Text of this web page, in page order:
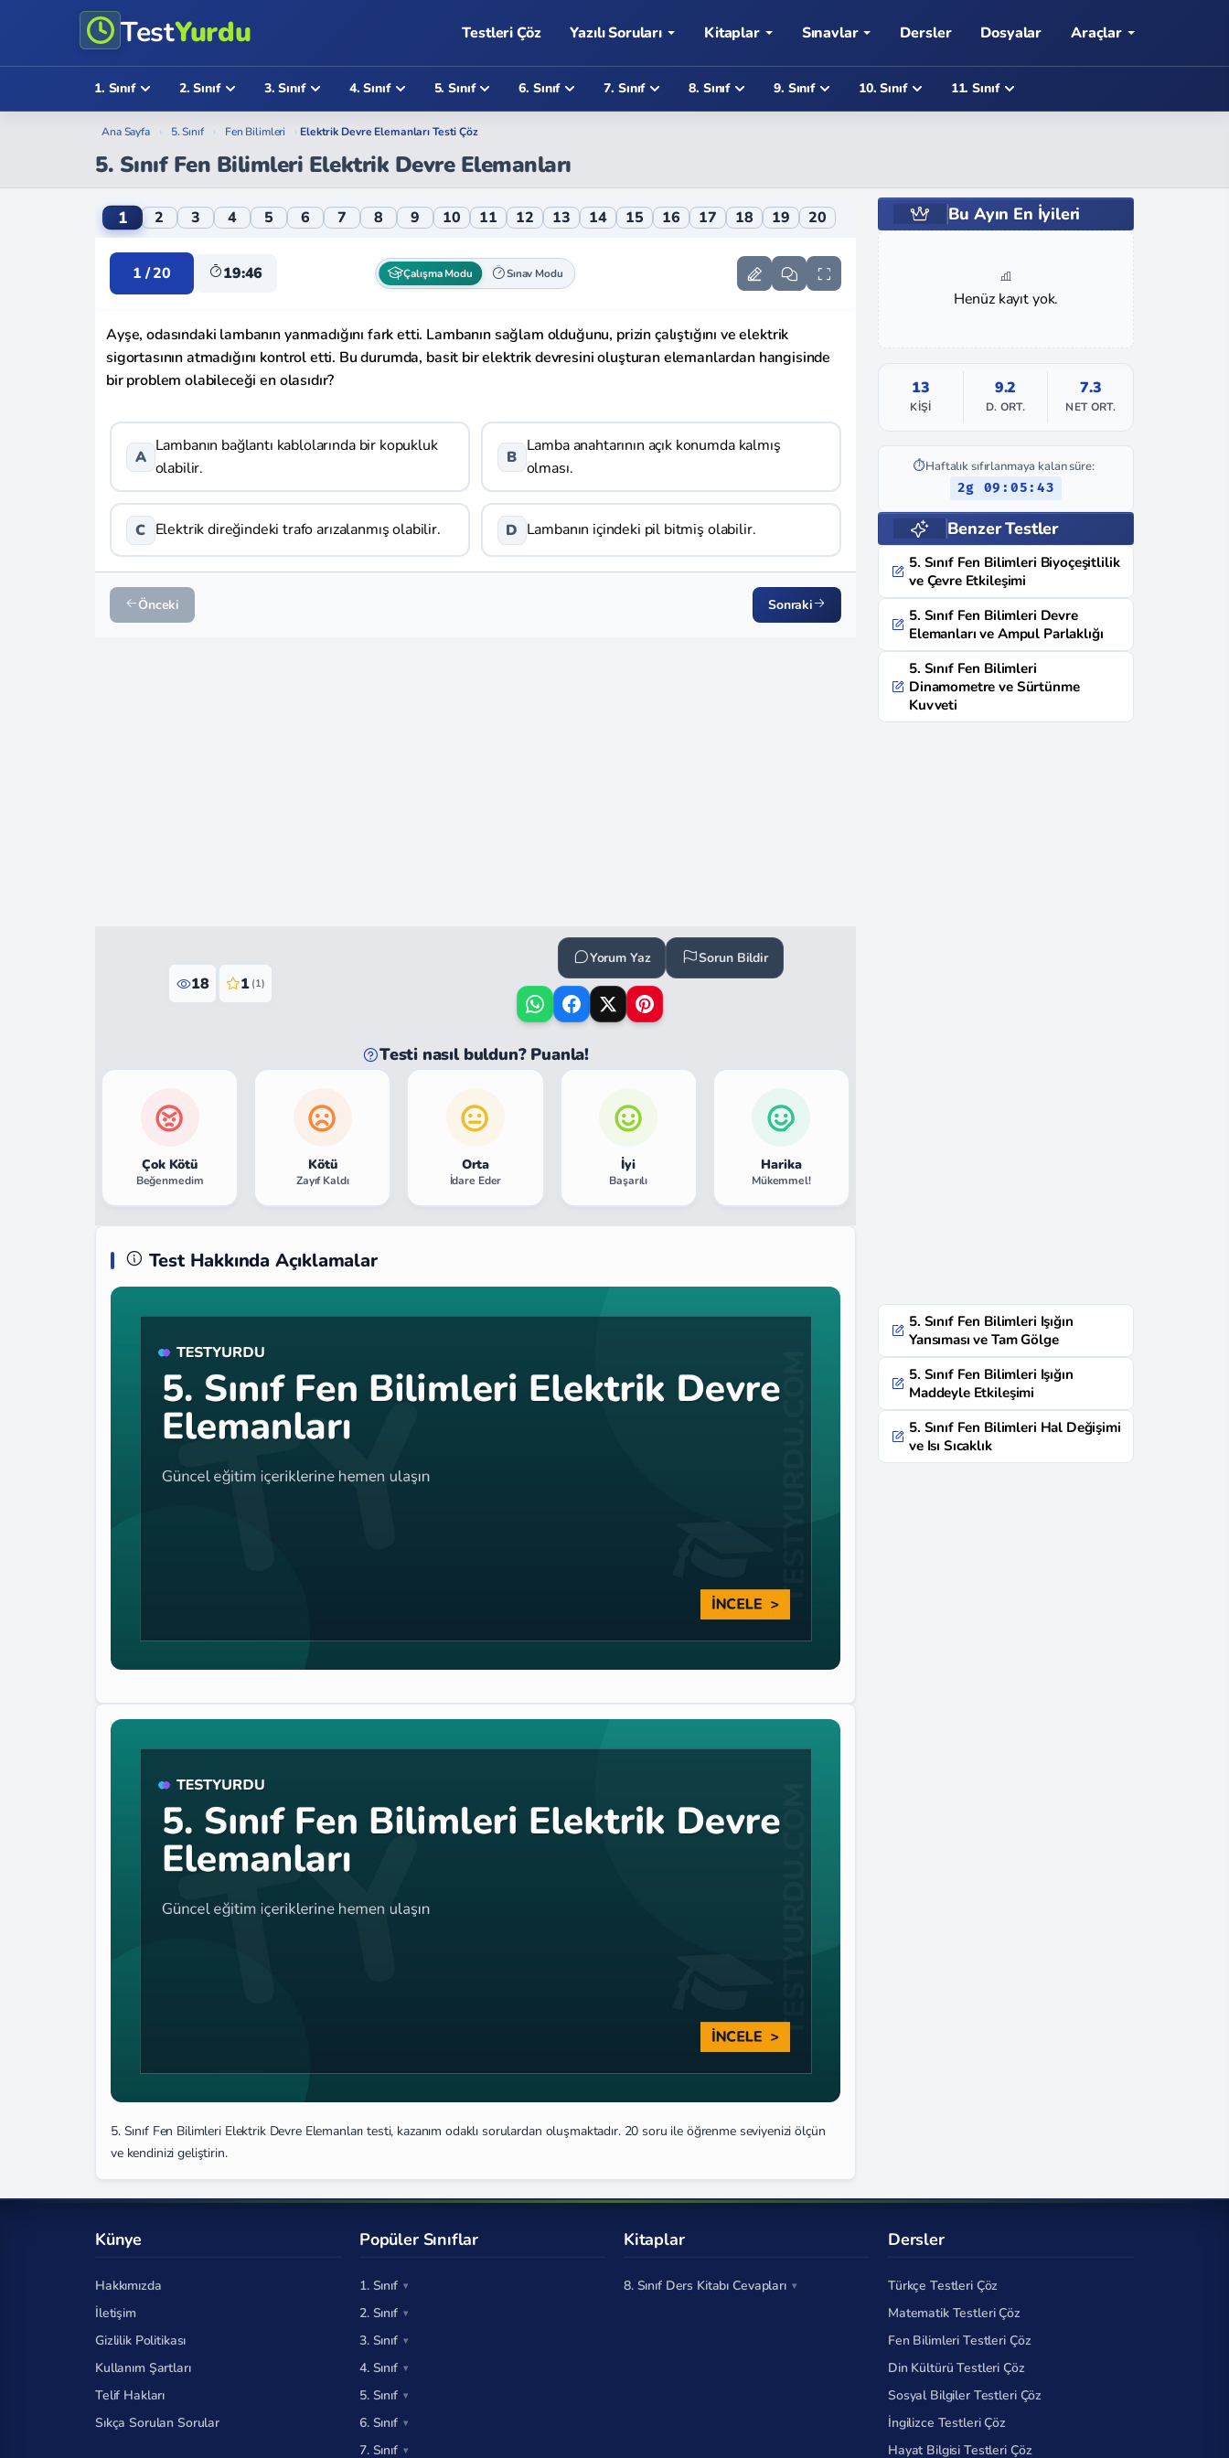
TestYurdu Testleri Çöz Yazılı Soruları Kitaplar Sınavlar Dersler Dosyalar Araçlar
1. Sınıf 2. Sınıf 3. Sınıf 4. Sınıf 5. Sınıf 6. Sınıf 7. Sınıf 8. Sınıf 9. Sınıf 10. Sınıf 11. Sınıf
Ana Sayfa › 5. Sınıf › Fen Bilimleri › Elektrik Devre Elemanları Testi Çöz
5. Sınıf Fen Bilimleri Elektrik Devre Elemanları
5. Sınıf Fen Bilimleri Elektrik Devre Elemanları Online Testi
1 2 3 4 5 6 7 8 9 10 11 12 13 14 15 16 17 18 19 20
1 / 20 19:46 Çalışma Modu Sınav Modu
Ayşe, odasındaki lambanın yanmadığını fark etti. Lambanın sağlam olduğunu, prizin çalıştığını ve elektrik
sigortasının atmadığını kontrol etti. Bu durumda, basit bir elektrik devresini oluşturan elemanlardan hangisinde
bir problem olabileceği en olasıdır?
A
Lambanın bağlantı kablolarında bir kopukluk
olabilir.
B
Lamba anahtarının açık konumda kalmış
olması.
C Elektrik direğindeki trafo arızalanmış olabilir. D Lambanın içindeki pil bitmiş olabilir.
Önceki Sonraki
18 1 (1)
Yorum Yaz Sorun Bildir
Testi nasıl buldun? Puanla!
Çok Kötü
Beğenmedim
Kötü
Zayıf Kaldı
Orta
İdare Eder
İyi
Başarılı
Harika
Mükemmel!
Test Hakkında Açıklamalar
5. Sınıf Fen Bilimleri Elektrik Devre Elemanları testi, kazanım odaklı sorulardan oluşmaktadır. 20 soru ile öğrenme seviyenizi ölçün
ve kendinizi geliştirin.
Bu Ayın En İyileri
Henüz kayıt yok.
13
KIŞI
9.2
D. ORT.
7.3
NET ORT.
⏱️Haftalık sıfırlanmaya kalan süre:
2g 09:05:42
Benzer Testler
5. Sınıf Fen Bilimleri Biyoçeşitlilik
ve Çevre Etkileşimi
5. Sınıf Fen Bilimleri Devre
Elemanları ve Ampul Parlaklığı
5. Sınıf Fen Bilimleri
Dinamometre ve Sürtünme
Kuvveti
5. Sınıf Fen Bilimleri Işığın
Yansıması ve Tam Gölge
5. Sınıf Fen Bilimleri Işığın
Maddeyle Etkileşimi
5. Sınıf Fen Bilimleri Hal Değişimi
ve Isı Sıcaklık
Künye
Hakkımızda
İletişim
Gizlilik Politikası
Kullanım Şartları
Telif Hakları
Sıkça Sorulan Sorular
Popüler Sınıflar
1. Sınıf
2. Sınıf
3. Sınıf
4. Sınıf
5. Sınıf
6. Sınıf
7. Sınıf
Kitaplar
8. Sınıf Ders Kitabı Cevapları
Dersler
Türkçe Testleri Çöz
Matematik Testleri Çöz
Fen Bilimleri Testleri Çöz
Din Kültürü Testleri Çöz
Sosyal Bilgiler Testleri Çöz
İngilizce Testleri Çöz
Hayat Bilgisi Testleri Çöz